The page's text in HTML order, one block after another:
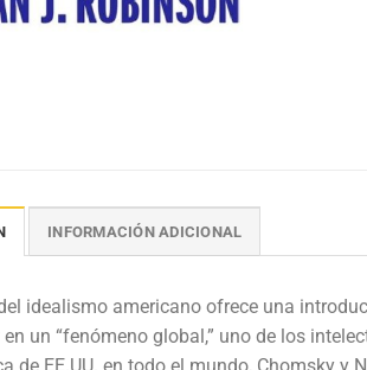
INFORMACIÓN ADICIONAL
idealismo americano ofrece una
en un “fenómeno global,” uno de los